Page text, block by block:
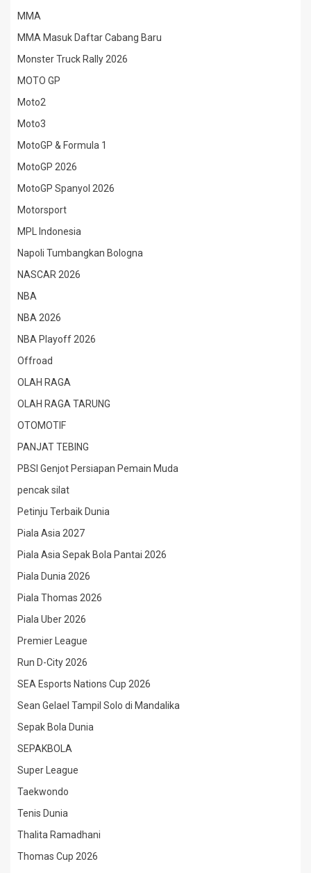
MMA
MMA Masuk Daftar Cabang Baru
Monster Truck Rally 2026
MOTO GP
Moto2
Moto3
MotoGP & Formula 1
MotoGP 2026
MotoGP Spanyol 2026
Motorsport
MPL Indonesia
Napoli Tumbangkan Bologna
NASCAR 2026
NBA
NBA 2026
NBA Playoff 2026
Offroad
OLAH RAGA
OLAH RAGA TARUNG
OTOMOTIF
PANJAT TEBING
PBSI Genjot Persiapan Pemain Muda
pencak silat
Petinju Terbaik Dunia
Piala Asia 2027
Piala Asia Sepak Bola Pantai 2026
Piala Dunia 2026
Piala Thomas 2026
Piala Uber 2026
Premier League
Run D-City 2026
SEA Esports Nations Cup 2026
Sean Gelael Tampil Solo di Mandalika
Sepak Bola Dunia
SEPAKBOLA
Super League
Taekwondo
Tenis Dunia
Thalita Ramadhani
Thomas Cup 2026